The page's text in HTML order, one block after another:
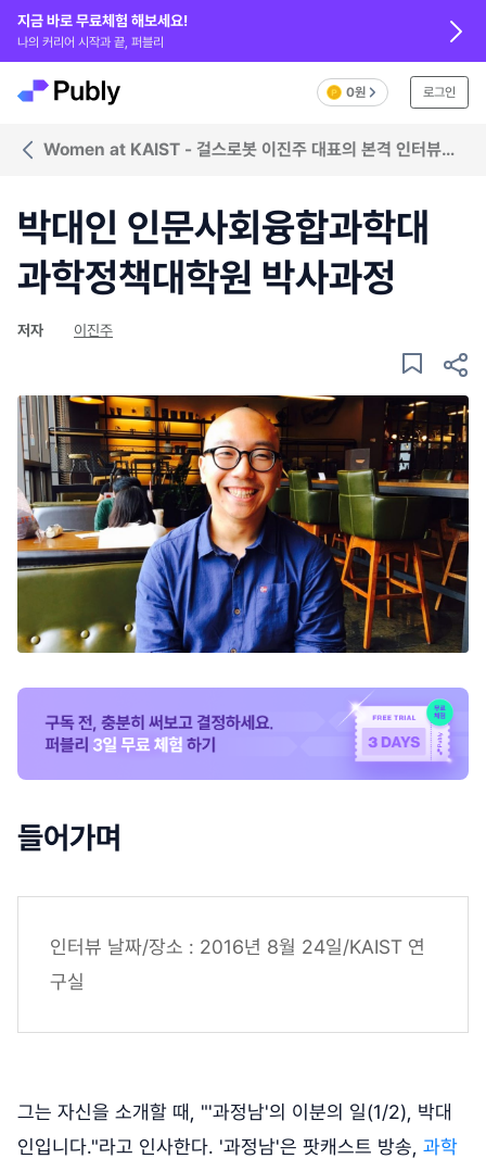
지금 바로 무료체험 해보세요!
나의 커리어 시작과 끝, 퍼블리
0원 로그인
Women at KAIST - 걸스로봇 이진주 대표의 본격 인터뷰
박대인 인문사회융합과학대
과학정책대학원 박사과정
저자 이진주
들어가며
인터뷰 날짜/장소 : 2016년 8월 24일/KAIST 연
구실
그는 자신을 소개할 때, "'과정남'의 이분의 일(1/2), 박대
인입니다."라고 인사한다. '과정남'은 팟캐스트 방송, 과학